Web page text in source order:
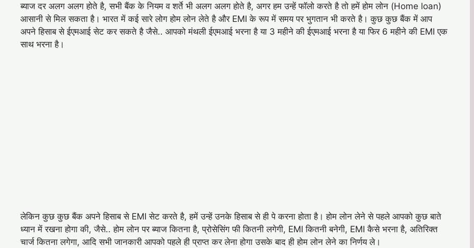
ब्याज दर अलग अलग होते है, सभी बैंक के नियम व शर्ते भी अलग अलग होते है, अगर हम उन्हें फॉलो करते है तो हमें होम लोन (Home loan)
आसानी से मिल सकता है। भारत में कई सारे लोग होम लोन लेते है और EMI के रूप में समय पर भुगतान भी करते है। कुछ कुछ बैंक में आप
अपने हिसाब से ईएमआई सेट कर सकते है जैसे.. आपको मंथली ईएमआई भरना है या 3 महीने की ईएमआई भरना है या फिर 6 महीने की EMI एक
साथ भरना है।
लेकिन कुछ कुछ बैंक अपने हिसाब से EMI सेट करते है, हमें उन्हें उनके हिसाब से ही पे करना होता है। होम लोन लेने से पहले आपको कुछ बाते
ध्यान में रखना होगा की, जैसे.. होम लोन पर ब्याज कितना है, प्रोसेसिंग फी कितनी लगेगी, EMI कितनी बनेगी, EMI कैसे भरना है, अतिरिक्त
चार्ज कितना लगेगा, आदि सभी जानकारी आपको पहले ही प्राप्त कर लेना होगा उसके बाद ही होम लोन लेने का निर्णय ले।